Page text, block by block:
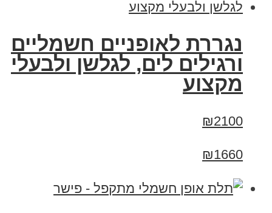
נגררת לאופניים חשמליים
ורגילים לים, לגלשן ולבעלי
מקצוע
₪2100
₪1660